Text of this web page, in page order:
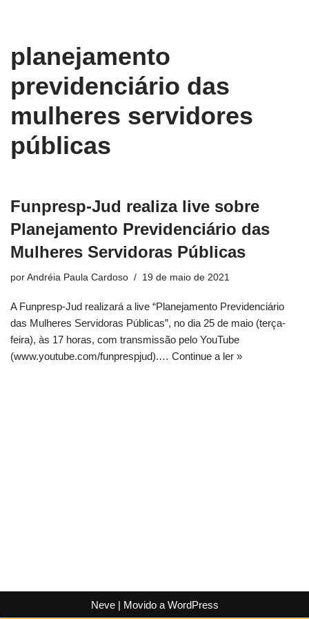
para
o
conteúdo
planejamento
previdenciário das
mulheres servidores
públicas
Funpresp-Jud realiza live sobre
Planejamento Previdenciário das
Mulheres Servidoras Públicas
por Andréia Paula Cardoso 19 de maio de 2021
A Funpresp-Jud realizará a live “Planejamento Previdenciário
das Mulheres Servidoras Públicas”, no dia 25 de maio (terça-
feira), às 17 horas, com transmissão pelo YouTube
(www.youtube.com/funprespjud).… Continue a ler »
Neve| Movido a WordPress